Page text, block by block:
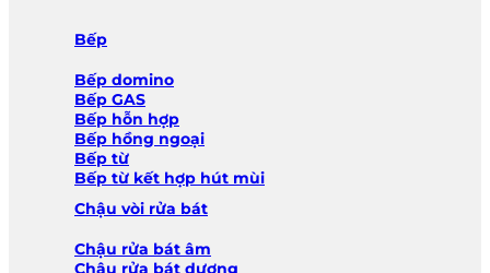
Bếp
Bếp domino
Bếp GAS
Bếp hỗn hợp
Bếp hồng ngoại
Bếp từ
Bếp từ kết hợp hút mùi
Chậu vòi rửa bát
Chậu rửa bát âm
Chậu rửa bát dương